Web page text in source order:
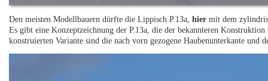
Den meisten Modellbauern dürfte die Lippisch P.13a,hier mit dem
Es gibt eine Konzeptzeichnung der P.13a, die der bekannteren
konstruierten Variante sind die nach vorn gezogene Haubenunterkante